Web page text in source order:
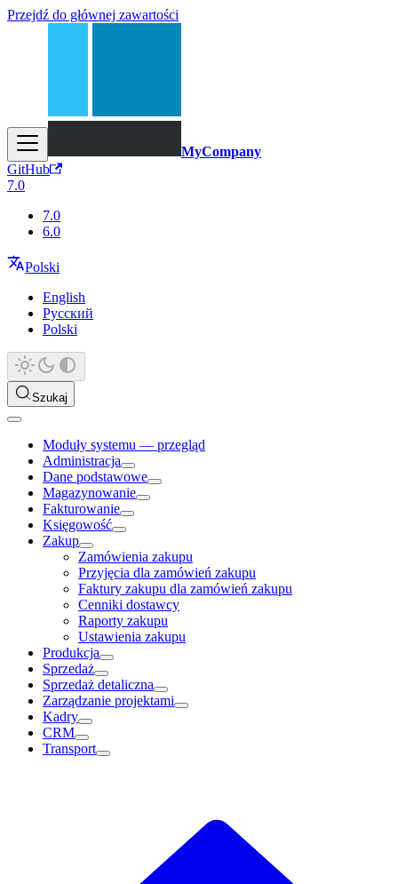
Przejdź do głównej zawartości
MyCompany
GitHub
7.0
7.0
6.0
Polski
English
Русский
Polski
Szukaj
Moduły systemu — przegląd
Administracja
Dane podstawowe
Magazynowanie
Fakturowanie
Księgowość
Zakup
Zamówienia zakupu
Przyjęcia dla zamówień zakupu
Faktury zakupu dla zamówień zakupu
Cenniki dostawcy
Raporty zakupu
Ustawienia zakupu
Produkcja
Sprzedaż
Sprzedaż detaliczna
Zarządzanie projektami
Kadry
CRM
Transport